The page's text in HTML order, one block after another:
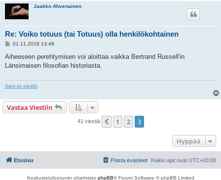
Jaakko Ahvenainen
Re: Voiko totuus (tai Totuus) olla henkilökohtainen
V
e
t
01.11.2018 13:48
Aiheeseen perehtymisen voi aloittaa vaikka Bertrand Russell'in
Länsimaisen filosofian historiasta.
Sano se sävelin
Vastaa Viestiin
41 viestiä Edellinen
1 2 3
Hyppää
Etusivu Kaikki ajat ovat UTC+03:00
Poista evästeet
Keskustelufoorumin ohjelmisto phpBB® Forum Software © phpBB Limited